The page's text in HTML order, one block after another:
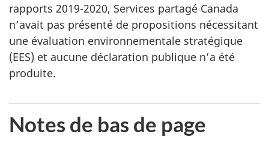
rapports 2019-2020, Services partagé Canada
n’avait pas présenté de propositions nécessitant
une évaluation environnementale stratégique
(EES) et aucune déclaration publique n’a été
produite.
Notes de bas de page